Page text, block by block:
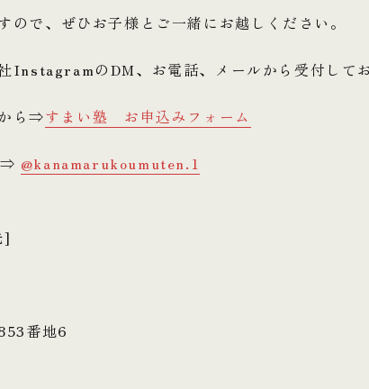
ので、ぜひお子様とご一緒にお越しください。
InstagramのDM、お電話、メールから受付して
ら⇒すまい塾 お申込みフォーム
⇒ @kanamarukoumuten.1
]
番地6